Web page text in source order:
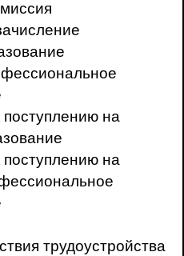
поступлению на
поступлению на
трудоустройства